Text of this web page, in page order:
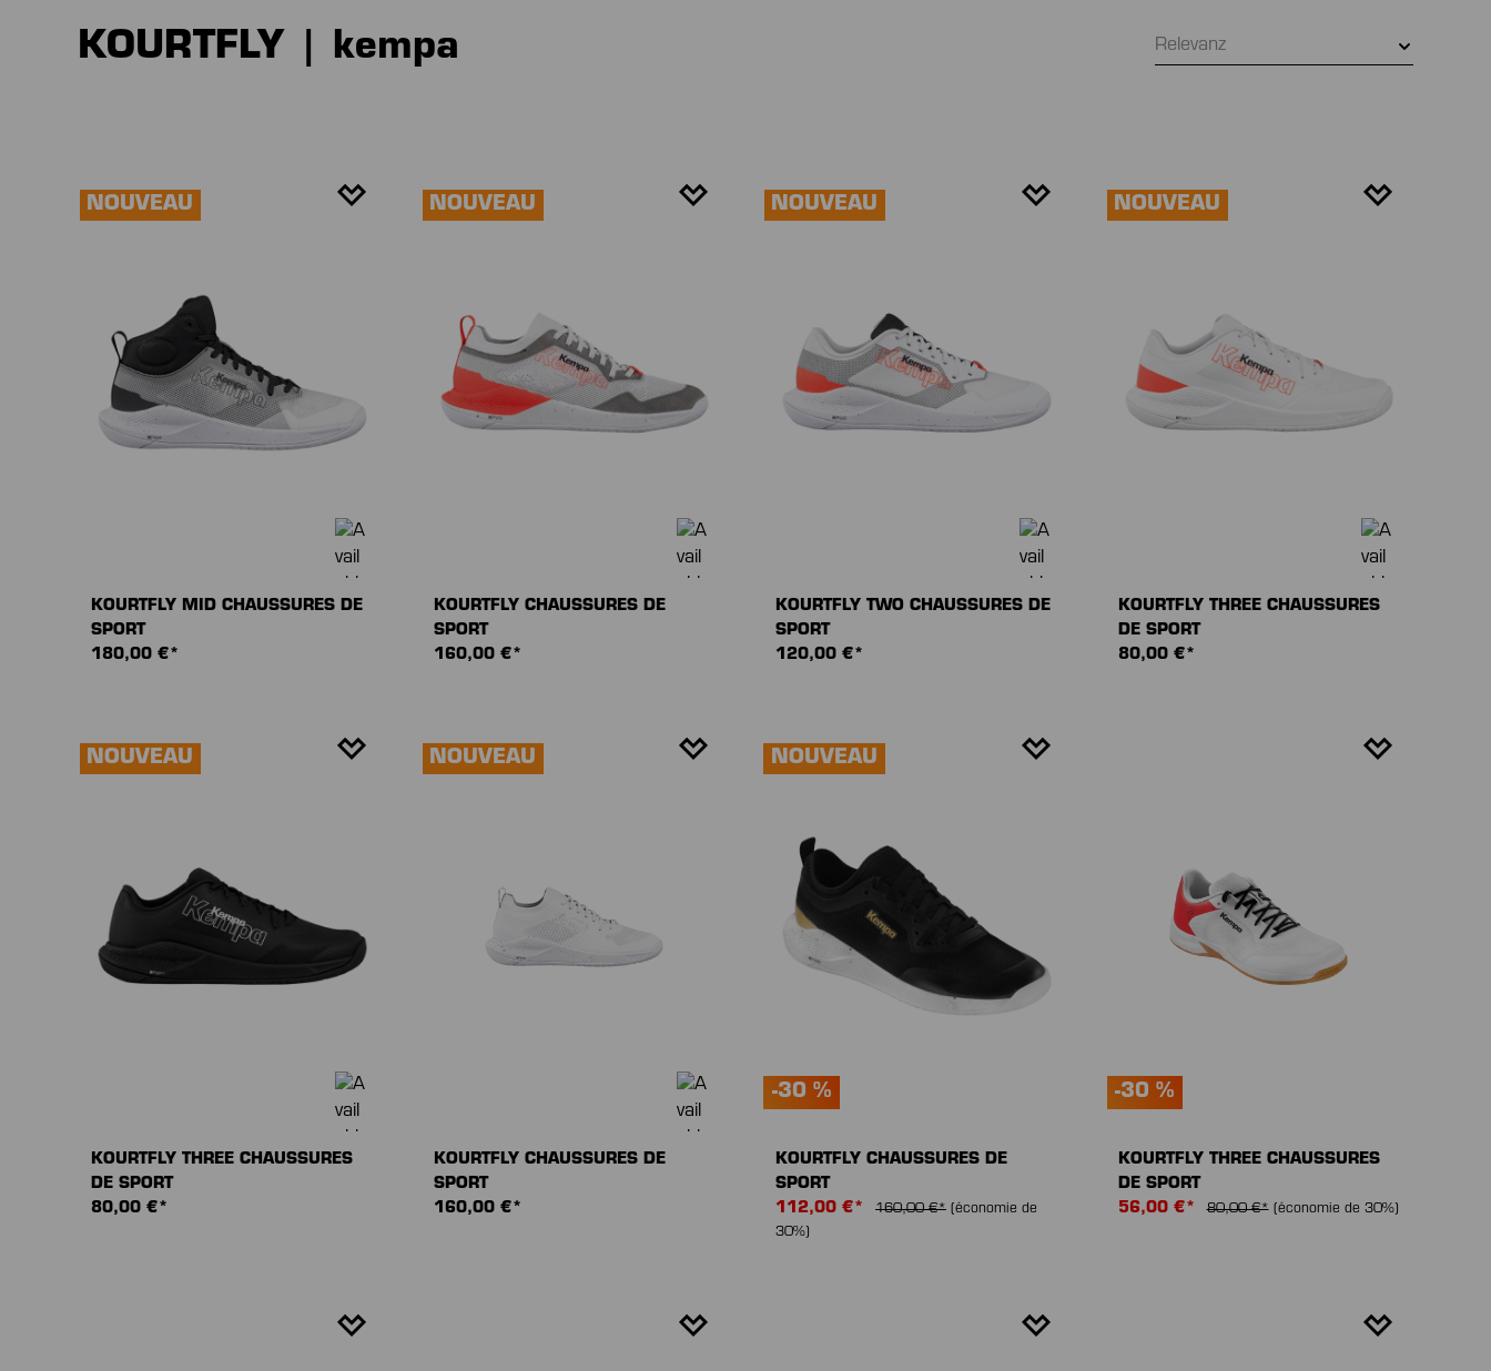
KOURTFLY | kempa Relevanz
NOUVEAU
KOURTFLY MID CHAUSSURES DE
SPORT
180,00 €*
NOUVEAU
KOURTFLY CHAUSSURES DE
SPORT
160,00 €*
NOUVEAU
KOURTFLY TWO CHAUSSURES DE
SPORT
120,00 €*
NOUVEAU
KOURTFLY THREE CHAUSSURES
DE SPORT
80,00 €*
NOUVEAU
KOURTFLY THREE CHAUSSURES
DE SPORT
80,00 €*
NOUVEAU
KOURTFLY CHAUSSURES DE
SPORT
160,00 €*
NOUVEAU
-30 %
KOURTFLY CHAUSSURES DE
SPORT
112,00 €*
160,00 €* (économie de
30%)
-30 %
KOURTFLY THREE CHAUSSURES
DE SPORT
56,00 €*
80,00 €* (économie de 30%)